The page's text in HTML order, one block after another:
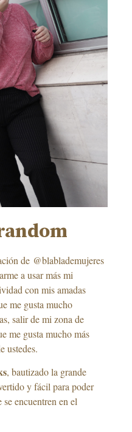
de @blablademujeres
a usar más mi
con mis amadas
me gusta mucho
salir de mi zona de
me gusta mucho más
ustedes.
, bautizado la grande
y fácil para poder
se encuentren en el